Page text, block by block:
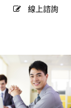
線上諮詢